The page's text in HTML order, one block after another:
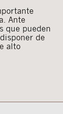
Ante
que pueden
de
alto